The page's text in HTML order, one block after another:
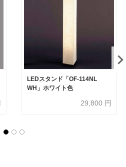
LEDスタンド「OF-114NL
WH」ホワイト色
29,800 円